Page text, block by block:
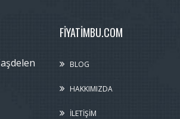
FIYATIMBU.COM
BLOG
HAKKIMIZDA
İLETIŞIM